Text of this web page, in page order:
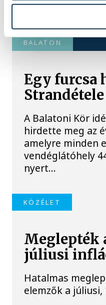
BALATON
Egy furcsa
A Balatoni Kör
hirdette meg az
amelyre minden
vendéglátóhely
nyert...
KÖZÉLET
Meglepték
júliusi
Hatalmas
elemzők a